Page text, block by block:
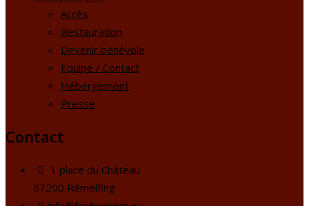
Accès
Restauration
Devenir bénévole
Equipe / Contact
Hébergement
Presse
Contact
1 place du Château
57200 Rémelfing